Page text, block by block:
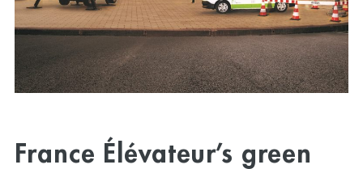
France Élévateur’s green